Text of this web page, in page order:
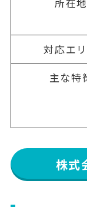
対応エ
主な特
株式